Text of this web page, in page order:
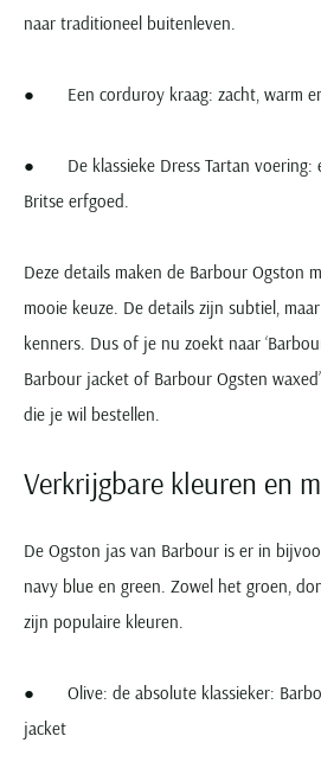
naar traditioneel buitenleven.
● Een corduroy kraag: zacht, warm
● De klassieke Dress Tartan voering:
Britse erfgoed.
Deze details maken de Barbour Ogston
mooie keuze. De details zijn subtiel,
kenners. Dus of je nu zoekt naar
Barbour jacket of Barbour Ogsten
die je wil bestellen.
Verkrijgbare kleuren en
De Ogston jas van Barbour is er in
navy blue en green. Zowel het groen,
zijn populaire kleuren.
● ​​Olive: de absolute klassieker:
jacket